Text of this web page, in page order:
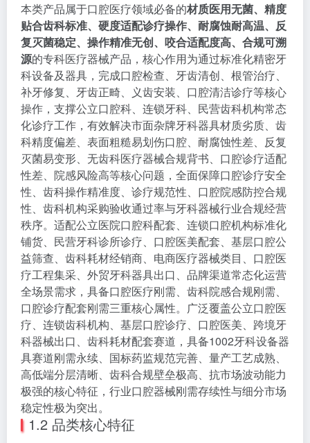
本类产品属于口腔医疗领域必备的材质医用无菌、精度
贴合齿科标准、硬度适配诊疗操作、耐腐蚀耐高温、反
复灭菌稳定、操作精准无创、咬合适配度高、合规可溯
源的专科医疗器械产品，核心作用为通过标准化精密牙
科设备及器具，完成口腔检查、牙齿清创、根管治疗、
补牙修复、牙齿正畸、义齿安装、口腔清洁诊疗等核心
操作，支撑公立口腔科、连锁牙科、民营齿科机构常态
化诊疗工作，有效解决市面杂牌牙科器具材质劣质、齿
科精度偏差、表面粗糙易划伤口腔、耐腐蚀性差、反复
灭菌易变形、无齿科医疗器械合规背书、口腔诊疗适配
性差、院感风险高等核心问题，全面保障口腔诊疗安全
性、齿科操作精准度、诊疗规范性、口腔院感防控合规
性、齿科机构采购验收通过率与牙科器械行业合规经营
秩序。适配公立医院口腔科配套、连锁口腔机构标准化
铺货、民营牙科诊所诊疗、口腔医美配套、基层口腔公
益筛查、齿科耗材经销商、电商医疗器械类目、口腔医
疗工程集采、外贸牙科器具出口、品牌渠道常态化运营
全场景需求，具备口腔医疗刚需、齿科院感合规刚需、
口腔诊疗配套刚需三重核心属性。广泛覆盖公立口腔医
疗、连锁齿科机构、基层口腔诊疗、口腔医美、跨境牙
科器械出口、齿科耗材配套赛道，具备1002牙科设备器
具赛道刚需永续、国标药监规范完善、量产工艺成熟、
高低端分层清晰、齿科合规壁垒极高、抗市场波动能力
极强的核心特征，行业口腔器械刚需存续性与细分市场
稳定性极为突出。
1.2 品类核心特征